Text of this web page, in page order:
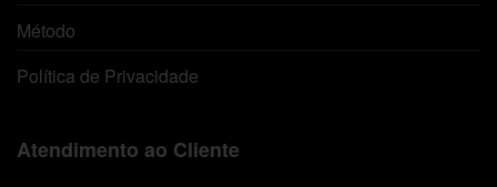
Método
Política de Privacidade
Atendimento ao Cliente